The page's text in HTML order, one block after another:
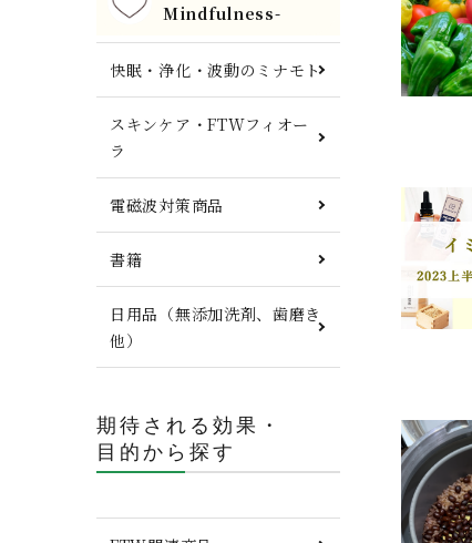
Mindfulness-
快眠・浄化・波動のミナモト
スキンケア・FTWフィオー
ラ
電磁波対策商品
書籍
日用品（無添加洗剤、歯磨き
他）
期待される効果・
目的から探す